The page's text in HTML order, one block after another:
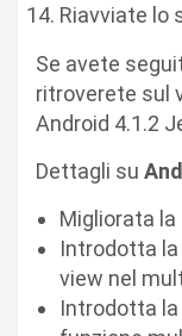
Riavviate lo
Se avete
ritroverete sul
Android 4.1.2
Dettagli su
Migliorata
Introdotta
view nel
Introdotta